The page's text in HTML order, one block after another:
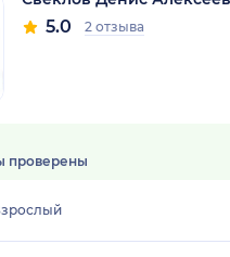
5.0 2 отзыва
проверены